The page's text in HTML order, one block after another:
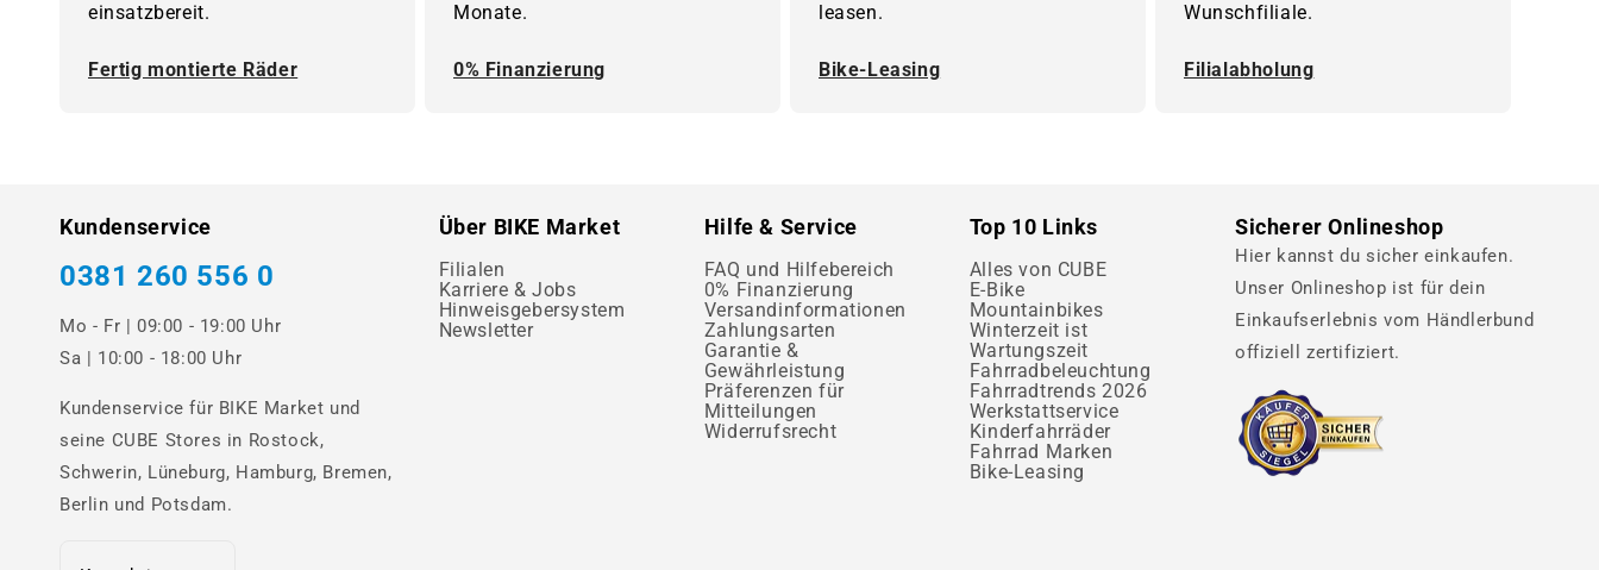
einsatzbereit.
Fertig montierte Räder
Monate.
0% Finanzierung
leasen.
Bike-Leasing
Wunschfiliale.
Filialabholung
Kundenservice
0381 260 556 0
Mo - Fr | 09:00 - 19:00 Uhr
Sa | 10:00 - 18:00 Uhr
Kundenservice für BIKE Market und
seine CUBE Stores in Rostock,
Schwerin, Lüneburg, Hamburg, Bremen,
Berlin und Potsdam.
Über BIKE Market
Filialen
Karriere & Jobs
Hinweisgebersystem
Newsletter
Hilfe & Service
FAQ und Hilfebereich
0% Finanzierung
Versandinformationen
Zahlungsarten
Garantie &
Gewährleistung
Präferenzen für
Mitteilungen
Widerrufsrecht
Top 10 Links
Alles von CUBE
E-Bike
Mountainbikes
Winterzeit ist
Wartungszeit
Fahrradbeleuchtung
Fahrradtrends 2026
Werkstattservice
Kinderfahrräder
Fahrrad Marken
Bike-Leasing
Sicherer Onlineshop
Hier kannst du sicher einkaufen.
Unser Onlineshop ist für dein
Einkaufserlebnis vom Händlerbund
offiziell zertifiziert.